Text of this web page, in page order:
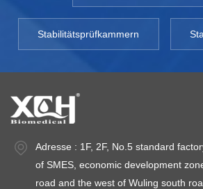
Stabilitätsprüfkammern
Adresse : 1F, 2F, No.5 standard
of SMES, economic development
road and the west of Wuling south